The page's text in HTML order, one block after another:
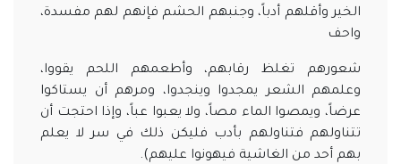
الخير وأقلهم أدباً، وجنبهم الحشم فإنهم لهم مفسدة،
واحف
شعورهم تغلظ رقابهم، وأطعمهم اللحم يقووا،
وعلمهم الشعر يمجدوا وينجدوا، ومرهم أن يستاكوا
عرضاً، ويمصوا الماء مصاً، ولا يعبوا عباً، وإذا احتجت أن
تتناولهم فتناولهم بأدب فليكن ذلك في سر لا يعلم
بهم أحد من الغاشية فيهونوا عليهم).